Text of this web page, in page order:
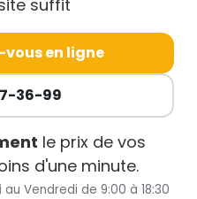
suffit
vous en ligne
36-99
le prix de vos
d'une minute.
Vendredi de 9:00 à 18:30